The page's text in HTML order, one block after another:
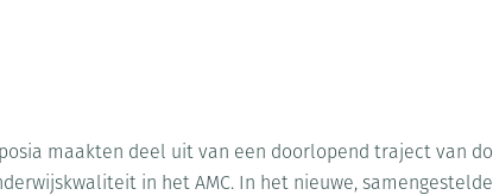
maakten deel uit van een doorlopend traject van
in het AMC. In het nieuwe,